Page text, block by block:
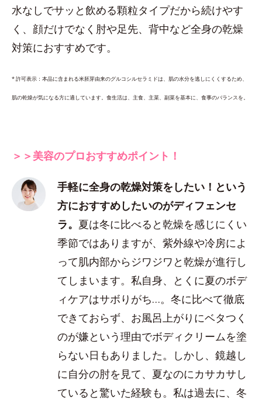
水なしでサッと飲める顆粒タイプだから続けやす
く、顔だけでなく肘や足先、背中など全身の乾燥
対策におすすめです。
* 許可表示：本品に含まれる米胚芽由来のグルコシルセラミドは、肌の水分を逃しにくくするため、
肌の乾燥が気になる方に適しています。食生活は、主食、主菜、副菜を基本に、食事のバランスを。
＞＞美容のプロおすすめポイント！
手軽に全身の乾燥対策をしたい！という
方におすすめしたいのがディフェンセ
ラ。 夏は冬に比べると乾燥を感じにくい
季節ではありますが、紫外線や冷房によ
って肌内部からジワジワと乾燥が進行し
てしまいます。私自身、とくに夏のボデ
ィケアはサボりがち…。冬に比べて徹底
できておらず、お風呂上がりにベタつく
のが嫌という理由でボディクリームを塗
らない日もありました。しかし、鏡越し
に自分の肘を見て、夏なのにカサカサし
ていると驚いた経験も。私は過去に、冬